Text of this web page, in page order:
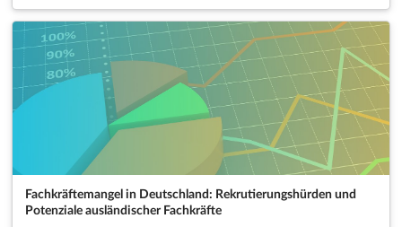
Fachkräftemangel in Deutschland: Rekrutierungshürden und
Potenziale ausländischer Fachkräfte